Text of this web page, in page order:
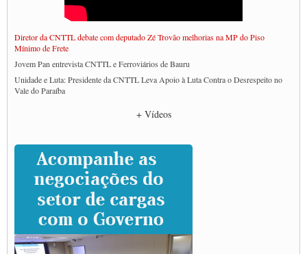
Diretor da CNTTL debate com deputado Zé Trovão melhorias na MP do Piso
Mínimo de Frete
Jovem Pan entrevista CNTTL e Ferroviários de Bauru
Unidade e Luta: Presidente da CNTTL Leva Apoio à Luta Contra o Desrespeito no
Vale do Paraíba
Caminhoneiros prometem paralisação e cobram diálogo com Lula
CNTTL e lideranças de caminhoneiros participam de debate sobre saúde nas
rodovias
Paulinho e Litti debatem política global para transporte rodoviário de cargas na
SUTCRA no Uruguai
Grande Conquista da Categoria transporte de Cargas e Caminhoneiros Autonomos
ENCONTRO INTERNACIONAL EM APOIO A CLASSE TRABALHADORA
DO BRASIL E A ELEIÇÃO 2022
+ Vídeos